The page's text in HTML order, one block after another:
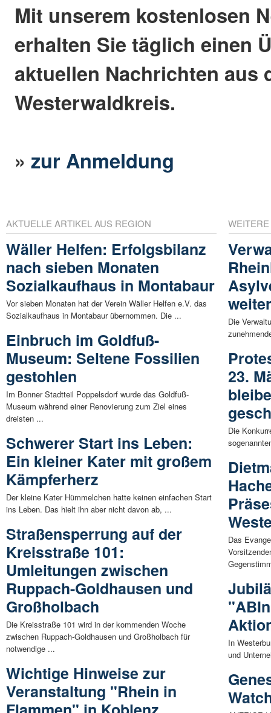
Mit unserem kostenlosen
erhalten Sie täglich einen
aktuellen Nachrichten aus
Westerwaldkreis.
»zur Anmeldung
AKTUELLE ARTIKEL AUS REGION
Wäller Helfen: Erfolgsbilanz
nach sieben Monaten
Sozialkaufhaus in Montabaur
Vor sieben Monaten hat der Verein Wäller Helfen e.V. das
Sozialkaufhaus in Montabaur übernommen. Die ...
Einbruch im Goldfuß-
Museum: Seltene Fossilien
gestohlen
Im Bonner Stadtteil Poppelsdorf wurde das Goldfuß-
Museum während einer Renovierung zum Ziel eines
dreisten ...
Schwerer Start ins Leben:
Ein kleiner Kater mit großem
Kämpferherz
Der kleine Kater Hümmelchen hatte keinen einfachen Start
ins Leben. Das hielt ihn aber nicht davon ab, ...
Straßensperrung auf der
Kreisstraße 101:
Umleitungen zwischen
Ruppach-Goldhausen und
Großholbach
Die Kreisstraße 101 wird in der kommenden Woche
zwischen Ruppach-Goldhausen und Großholbach für
notwendige ...
Wichtige Hinweise zur
Veranstaltung "Rhein in
Die
23.
Die
Das
In
und